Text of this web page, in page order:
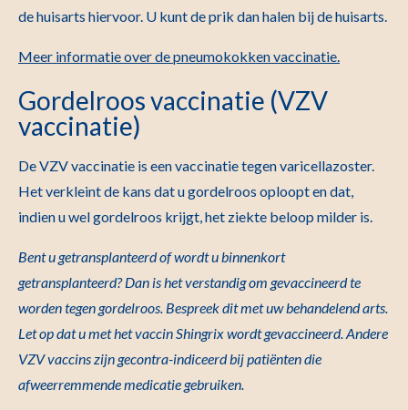
de huisarts hiervoor. U kunt de prik dan halen bij de huisarts.
Meer informatie over de pneumokokken vaccinatie.
Gordelroos vaccinatie (VZV
vaccinatie)
De VZV vaccinatie is een vaccinatie tegen varicellazoster.
Het verkleint de kans dat u gordelroos oploopt en dat,
indien u wel gordelroos krijgt, het ziekte beloop milder is.
Bent u getransplanteerd of wordt u binnenkort
getransplanteerd? Dan is het verstandig om gevaccineerd te
worden tegen gordelroos. Bespreek dit met uw behandelend arts.
Let op dat u met het vaccin Shingrix wordt gevaccineerd. Andere
VZV vaccins zijn gecontra-indiceerd bij patiënten die
afweerremmende medicatie gebruiken.